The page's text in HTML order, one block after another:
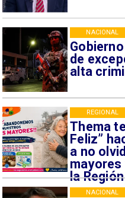
de
alta
NACIONAL
Thema
Feliz”
a no
mayores
la
REGIONAL
NACIONAL